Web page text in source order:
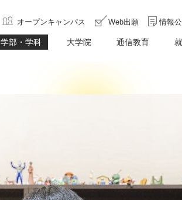
オープンキャンパス Web出願 情報
学部・学科 大学院 通信教育